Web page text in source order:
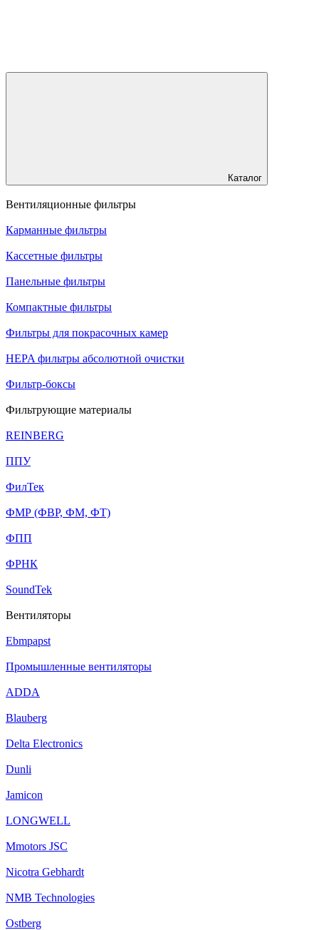
Каталог
Вентиляционные фильтры
Карманные фильтры
Кассетные фильтры
Панельные фильтры
Компактные фильтры
Фильтры для покрасочных камер
HEPA фильтры абсолютной очистки
Фильтр-боксы
Фильтрующие материалы
REINBERG
ППУ
ФилТек
ФМР (ФВР, ФМ, ФТ)
ФПП
ФРНК
SoundTek
Вентиляторы
Ebmpapst
Промышленные вентиляторы
ADDA
Blauberg
Delta Electronics
Dunli
Jamicon
LONGWELL
Mmotors JSC
Nicotra Gebhardt
NMB Technologies
Ostberg